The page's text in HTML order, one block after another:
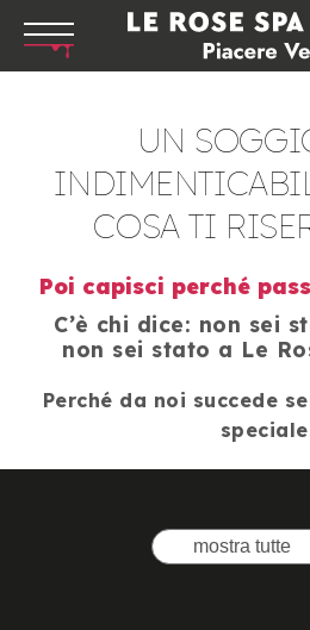
UN
COSA TI
Poi capisci perché
C’è chi dice: non sei
non sei stato a Le
Perché da noi succede